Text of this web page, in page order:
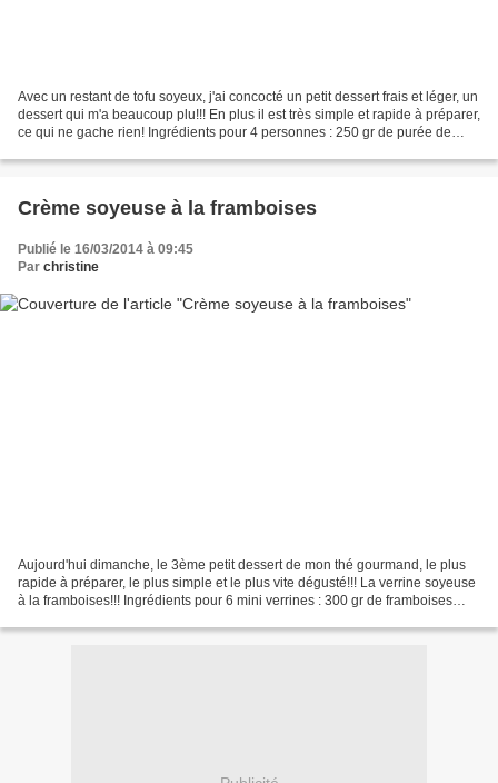
Avec un restant de tofu soyeux, j'ai concocté un petit dessert frais et léger, un
dessert qui m'a beaucoup plu!!! En plus il est très simple et rapide à préparer,
ce qui ne gache rien! Ingrédients pour 4 personnes : 250 gr de purée de
Crème soyeuse à la framboises
Publié le 16/03/2014 à 09:45
Par christine
Aujourd'hui dimanche, le 3ème petit dessert de mon thé gourmand, le plus
rapide à préparer, le plus simple et le plus vite dégusté!!! La verrine soyeuse
à la framboises!!! Ingrédients pour 6 mini verrines : 300 gr de framboises